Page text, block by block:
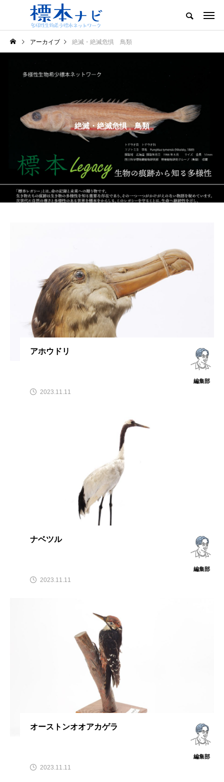
アーカイブ 絶滅・絶滅危惧 鳥類
絶滅・絶滅危惧 鳥類
アホウドリ
編集部
2023.11.11
ナベツル
編集部
2023.11.11
オーストンオオアカゲラ
編集部
2023.11.11